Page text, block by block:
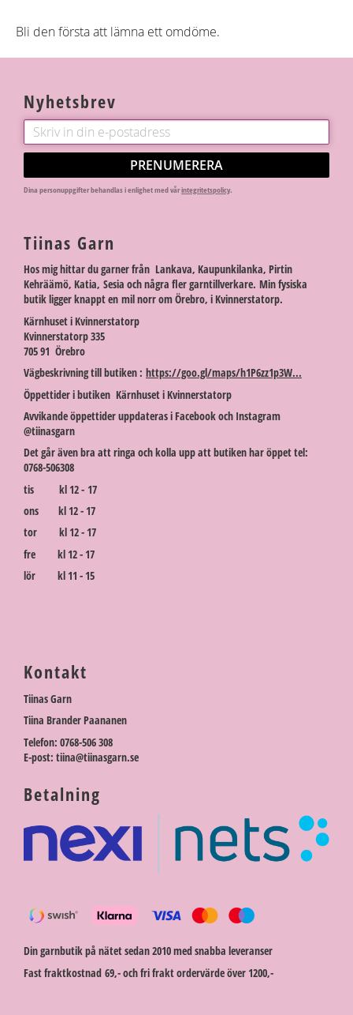
Bli den första att lämna ett omdöme.
Nyhetsbrev
PRENUMERERA
Dina personuppgifter behandlas i enlighet med vårintegritetspolicy.
Tiinas Garn
Hos mig hittar du garner från Lankava, Kaupunkilanka, Pirtin
Kehräämö, Katia, Sesia och några fler garntillverkare. Min fysiska
butik ligger knappt en mil norr om Örebro, i Kvinnerstatorp.
Kärnhuset i Kvinnerstatorp
Kvinnerstatorp 335
705 91 Örebro
Vägbeskrivning till butiken : https://goo.gl/maps/h1P6zz1p3W...
Öppettider i butiken Kärnhuset i Kvinnerstatorp
Avvikande öppettider uppdateras i Facebook och Instagram
@tiinasgarn
Det går även bra att ringa och kolla upp att butiken har öppet tel:
0768-506308
tis kl 12 - 17
ons kl 12 - 17
tor kl 12 - 17
fre kl 12 - 17
lör kl 11 - 15
Kontakt
Tiinas Garn
Tiina Brander Paananen
Telefon: 0768-506 308
E-post: tiina@tiinasgarn.se
Betalning
Din garnbutik på nätet sedan 2010 med snabba leveranser
Fast fraktkostnad 69,- och fri frakt ordervärde över 1200,-